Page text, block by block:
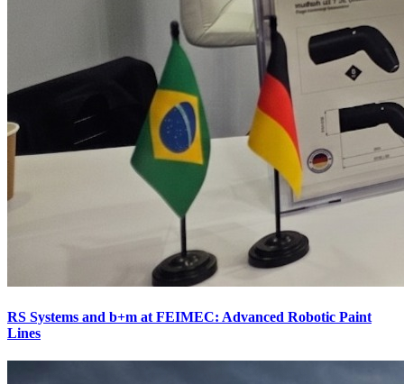
RS Systems and b+m at FEIMEC: Advanced Robotic Paint
Lines